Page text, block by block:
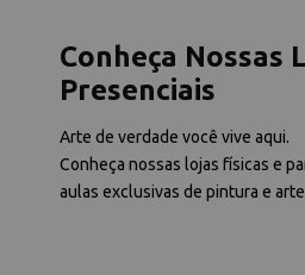
Conheça Nossas
Presenciais
Arte de verdade você vive aqui.
Conheça nossas lojas físicas e
aulas exclusivas de pintura e